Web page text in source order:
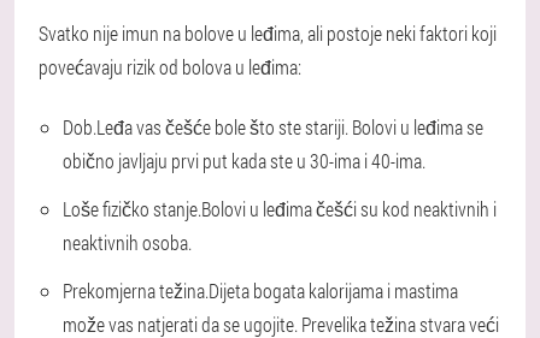
Svatko nije imun na bolove u leđima, ali postoje neki faktori koji
povećavaju rizik od bolova u leđima:
Dob.Leđa vas češće bole što ste stariji. Bolovi u leđima se
obično javljaju prvi put kada ste u 30-ima i 40-ima.
Loše fizičko stanje.Bolovi u leđima češći su kod neaktivnih i
neaktivnih osoba.
Prekomjerna težina.Dijeta bogata kalorijama i mastima
može vas natjerati da se ugojite. Prevelika težina stvara veći